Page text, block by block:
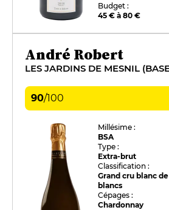
Budget :
45 € à 80 €
André Robert
LES JARDINS DE MESNIL
90/100
Millésime :
BSA
Type :
Extra-brut
Classification :
Grand cru blanc de
blancs
Cépages :
Chardonnay